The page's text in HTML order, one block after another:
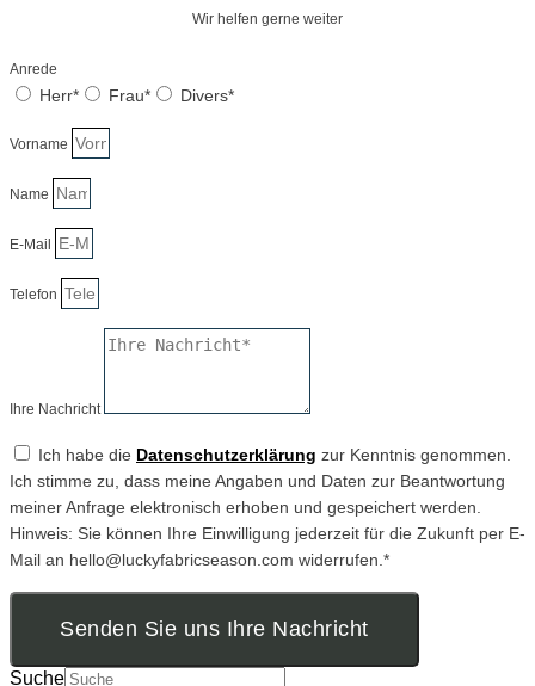
Wir helfen gerne weiter
Anrede
Herr* Frau* Divers*
Vorname
Name
E-Mail
Telefon
Ihre Nachricht
Ich habe die Datenschutzerklärung zur Kenntnis genommen.
Ich stimme zu, dass meine Angaben und Daten zur Beantwortung
meiner Anfrage elektronisch erhoben und gespeichert werden.
Hinweis: Sie können Ihre Einwilligung jederzeit für die Zukunft per E-
Mail an hello@luckyfabricseason.com widerrufen.*
Senden Sie uns Ihre Nachricht
Suche